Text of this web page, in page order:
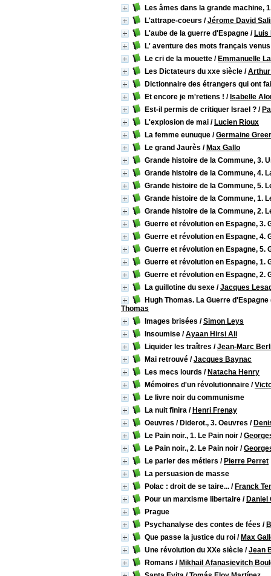
Les âmes dans la grande machine,
L'attrape-coeurs /Jérome David
L'aube de la guerre d'Espagne / Luis
L' aventure des mots français
Le cri de la mouette / Emmanuelle
Les Dictateurs du xxe siècle /
Dictionnaire des étrangers qui ont
Et encore je m'retiens ! / Isabelle
Est-il permis de critiquer Israel ? /
L'explosion de mai / Lucien Rioux
La femme eunuque /Germaine Greer
Le grand Jaurès / Max Gallo
Grande histoire de la Commune, 3.
Grande histoire de la Commune, 4.
Grande histoire de la Commune, 5.
Grande histoire de la Commune, 1.
Grande histoire de la Commune, 2.
Guerre et révolution en Espagne, 3.
Guerre et révolution en Espagne, 4.
Guerre et révolution en Espagne, 5.
Guerre et révolution en Espagne, 1.
Guerre et révolution en Espagne, 2.
La guillotine du sexe /Jacques
Hugh Thomas. La Guerre
Thomas
Images brisées /Simon Leys
Insoumise /Ayaan Hirsi Ali
Liquider les traîtres /Jean-Marc
Mai retrouvé /Jacques Baynac
Les mecs lourds / Natacha Henry
Mémoires d'un révolutionnaire /
Le livre noir du communisme
La nuit finira / Henri Frenay
Oeuvres / Diderot., 3. Oeuvres /
Le Pain noir., 1. Le Pain noir /
Le Pain noir., 2. Le Pain noir /
Le parler des métiers / Pierre Perret
La persuasion de masse
Polac : droit de se taire... / Franck
Pour un marxisme libertaire / Daniel
Prague
Psychanalyse des contes de fées /
Que passe la justice du roi / Max
Une révolution du XXe siècle /Jean
Romans / Mikhail Afanasievitch